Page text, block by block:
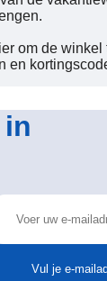
om de
en
Vul je e-